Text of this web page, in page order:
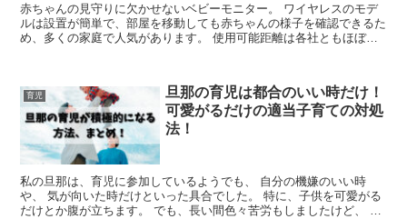
赤ちゃんの見守りに欠かせないベビーモニター。 ワイヤレスのモデ
ルは設置が簡単で、部屋を移動しても赤ちゃんの様子を確認できるた
め、多くの家庭で人気があります。 使用可能距離は各社ともほぼ同
ニターの機能を比較し、どの製品があなたの家庭に最適かを見つける
お手伝いをします。 ベビーモニターを選ぶ際の、使用距離以外のポ
イントをチェックしていきましょう。
育児
旦那の育児は都合のいい時だけ！
可愛がるだけの適当子育ての対処
法！
私の旦那は、育児に参加しているようでも、 自分の機嫌のいい時
や、 気が向いた時だけといった具合でした。 特に、子供を可愛がる
だけとか腹が立ちます。 でも、長い間色々苦労もしましたけど、 試